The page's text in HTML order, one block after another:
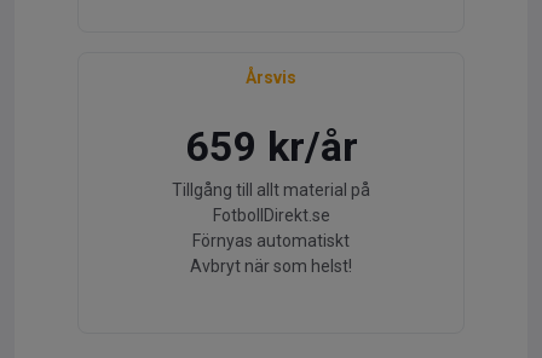
Årsvis
659 kr/år
Tillgång till allt material på
FotbollDirekt.se
Förnyas automatiskt
Avbryt när som helst!